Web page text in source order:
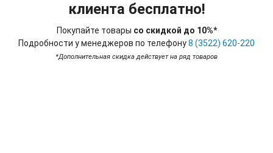
клиента бесплатно!
Покупайте товары со скидкой до 10%*
Подробности у менеджеров по телефону8 (3522) 620-220
*Дополнительная скидка действует на ряд товаров